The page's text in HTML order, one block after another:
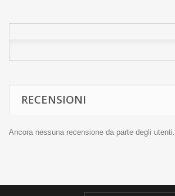
RECENSIONI
Ancora nessuna recensione da parte degli utenti.